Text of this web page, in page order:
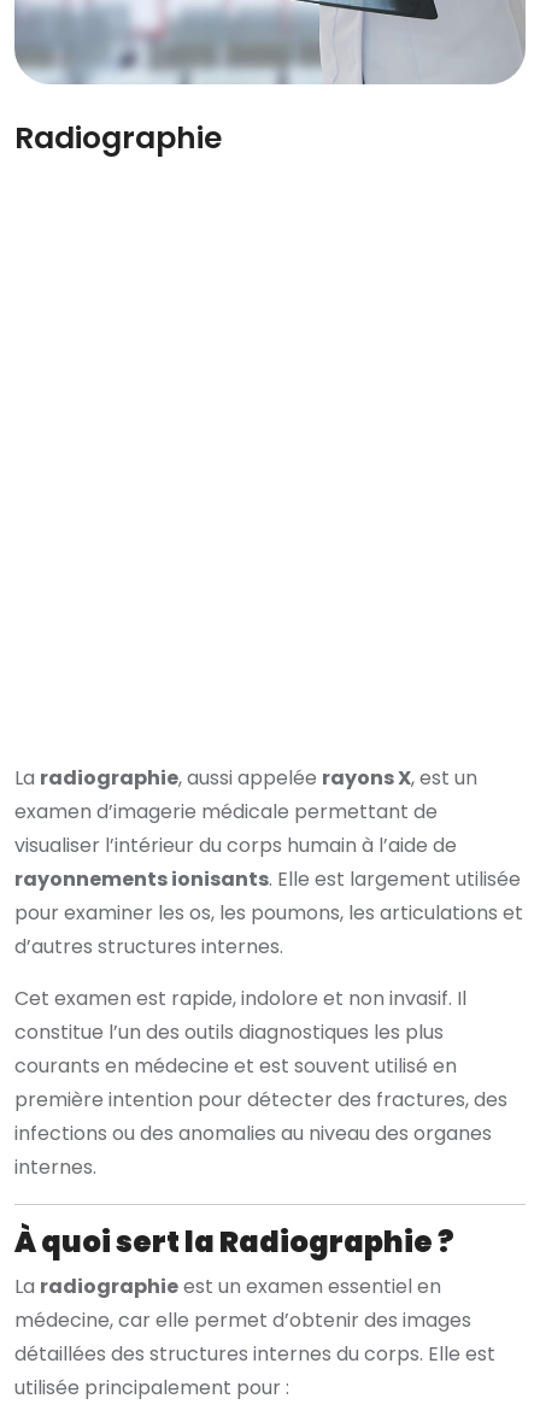
Radiographie
La radiographie, aussi appelée rayons X, est un
examen d’imagerie médicale permettant de
visualiser l’intérieur du corps humain à l’aide de
rayonnements ionisants. Elle est largement utilisée
pour examiner les os, les poumons, les articulations et
d’autres structures internes.
Cet examen est rapide, indolore et non invasif. Il
constitue l’un des outils diagnostiques les plus
courants en médecine et est souvent utilisé en
première intention pour détecter des fractures, des
infections ou des anomalies au niveau des organes
internes.
À quoi sert la Radiographie ?
La radiographieest un examen essentiel en
médecine, car elle permet d’obtenir des images
détaillées des structures internes du corps. Elle est
utilisée principalement pour :